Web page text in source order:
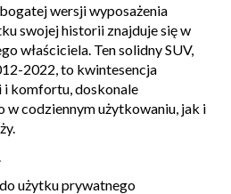
wersji wyposażenia
swojej historii znajduje się w
właściciela. Ten solidny SUV,
2022, to kwintesencja
i komfortu, doskonale
w codziennym użytkowaniu, jak i
użytku prywatnego